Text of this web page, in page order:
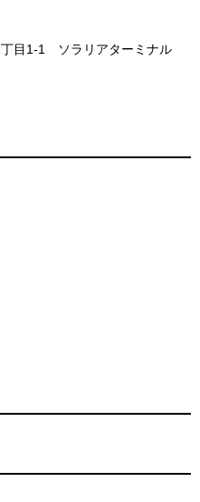
丁目1-1 ソラリアターミナル